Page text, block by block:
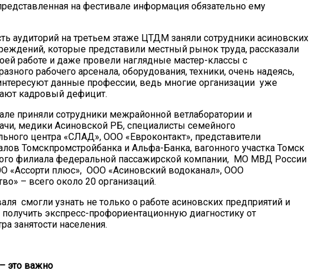
на фестивале информация обязательно ему
аудиторий на третьем этаже ЦТДМ заняли сотрудники асиновских
которые представили местный рынок труда, рассказали
работе и даже провели наглядные мастер-классы с
рабочего арсенала, оборудования, техники, очень надеясь,
данные профессии, ведь многие организации уже
кадровый дефицит.
приняли сотрудники межрайонной ветлаборатории и
медики Асиновской РБ, специалисты семейного
центра «СЛАД», ООО «Евроконтакт», представители
Томскпромстройбанка и Альфа-Банка, вагонного участка Томск
филиала федеральной пассажирской компании, МО МВД России
«Ассорти плюс», ООО «Асиновский водоканал», ООО
– всего около 20 организаций.
смогли узнать не только о работе асиновских предприятий и
получить экспресс-профориентационную диагностику от
занятости населения.
это важно